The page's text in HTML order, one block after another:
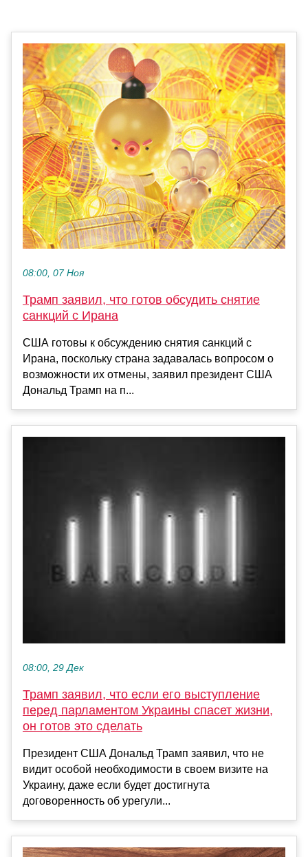
08:00, 07 Ноя
Трамп заявил, что готов обсудить снятие
санкций с Ирана
США готовы к обсуждению снятия санкций с
Ирана, поскольку страна задавалась вопросом о
возможности их отмены, заявил президент США
Дональд Трамп на п...
08:00, 29 Дек
Трамп заявил, что если его выступление
перед парламентом Украины спасет жизни,
он готов это сделать
Президент США Дональд Трамп заявил, что не
видит особой необходимости в своем визите на
Украину, даже если будет достигнута
договоренность об урегули...